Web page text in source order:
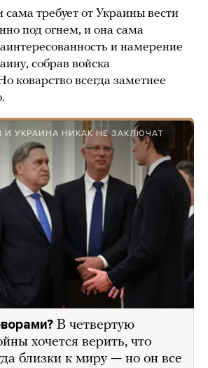
сама требует от Украины вести
под огнем, и она сама
и намерение
собрав войска
коварство всегда заметнее
УКРАИНА НИКАК НЕ ЗАКЛЮЧАТ
В четвертую
хочется верить, что
близки к миру — но он все